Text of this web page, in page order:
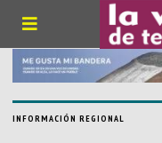
INFORMACIÓN REGIONAL